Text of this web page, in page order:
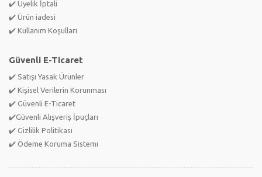
✔️ Üyelik İptali
✔️ Ürün iadesi
✔️ Kullanım Koşulları
Güvenli E-Ticaret
✔️ Satışı Yasak Ürünler
✔️ Kişisel Verilerin Korunması
✔️ Güvenli E-Ticaret
✔️Güvenli Alışveriş İpuçları
✔️ Gizlilik Politikası
✔️ Ödeme Koruma Sistemi